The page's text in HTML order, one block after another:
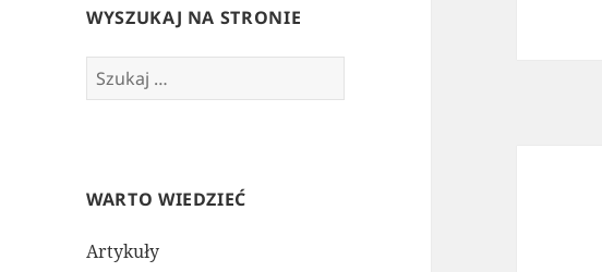
WYSZUKAJ NA STRONIE
Szukaj:
WARTO WIEDZIEĆ
Artykuły